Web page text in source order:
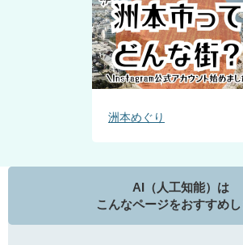
洲本めぐり
AI（人工知能）は
こんなページをおすすめ